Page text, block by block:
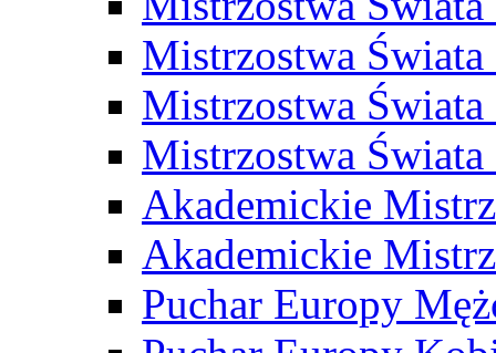
Mistrzostwa
Mistrzostwa
Mistrzostwa
Akademickie
Akademickie
Puchar Europy